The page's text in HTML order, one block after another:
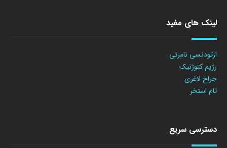
لینک های مفید
ارتودنسی نامرئی
رژیم کتوژنیک
جراح لاغری
تام استخر
دسترسی سریع